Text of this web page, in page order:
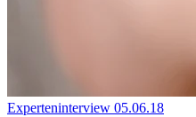
Experteninterview 05.06.18